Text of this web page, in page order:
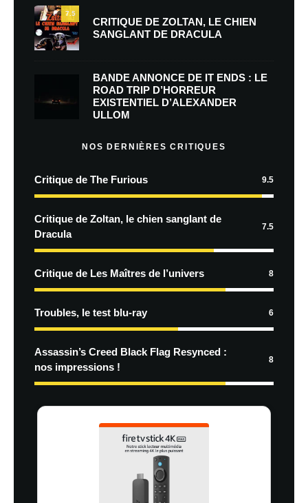
7.5
CRITIQUE DE ZOLTAN, LE CHIEN
SANGLANT DE DRACULA
BANDE ANNONCE DE IT ENDS : LE
ROAD TRIP D’HORREUR
EXISTENTIEL D’ALEXANDER
ULLOM
NOS DERNIÈRES CRITIQUES
Critique de The Furious 9.5
Critique de Zoltan, le chien sanglant de
Dracula
7.5
Critique de Les Maîtres de l’univers 8
Troubles, le test blu-ray 6
Assassin’s Creed Black Flag Resynced :
nos impressions !
8